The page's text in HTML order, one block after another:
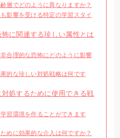
層でどのように異なりますか？
影響を受ける特定の学習スタイ
に関連する珍しい属性とは
合理的な恐怖にどのように影響
的な珍しい対処戦略は何です
処するために使用できる戦
習環境を作ることができます
めに効果的な介入は何ですか？